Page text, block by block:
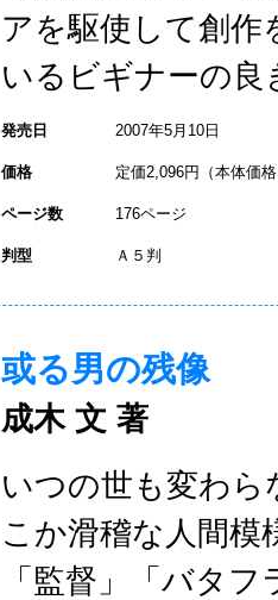
アを駆使して創作
いるビギナーの良
発売日 2007年5月10日
価格 定価2,096円（本体価
ページ数 176ページ
判型 Ａ５判
或る男の残像
成木 文 著
いつの世も変わ
こか滑稽な人間模
「監督」「バタ